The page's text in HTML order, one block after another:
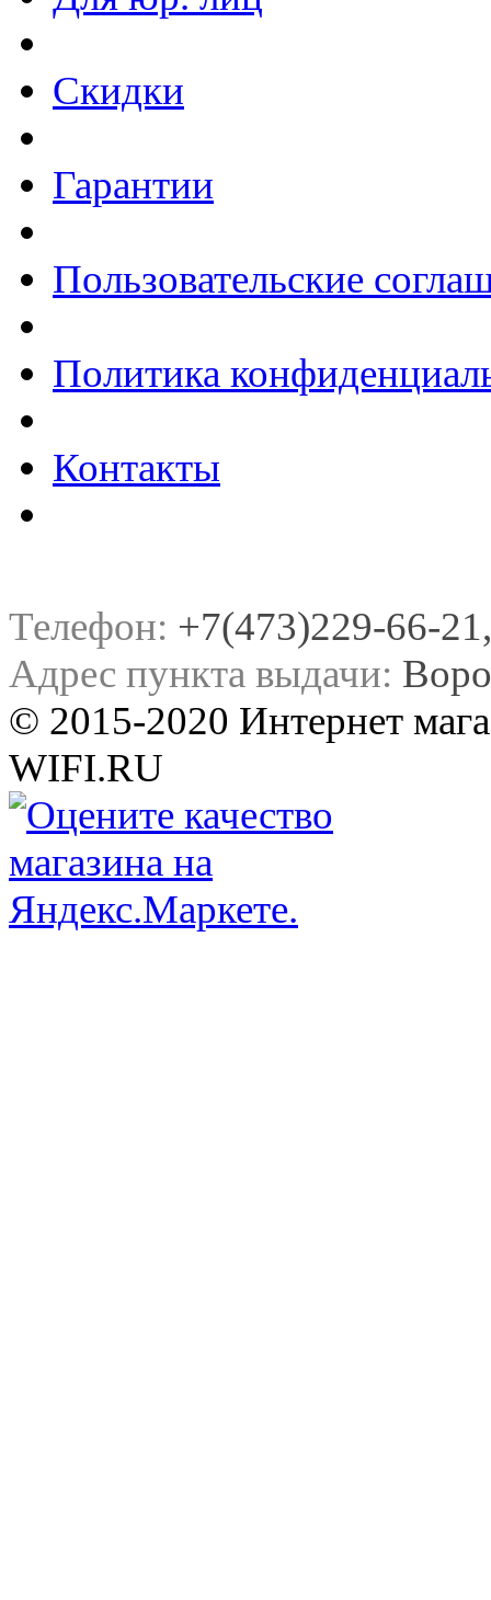
Скидки
Гарантии
Пользовательские
Политика
Контакты
Телефон: +7(473)229-66-
Адрес пункта выдачи:
© 2015-2020 Интернет
WIFI.RU